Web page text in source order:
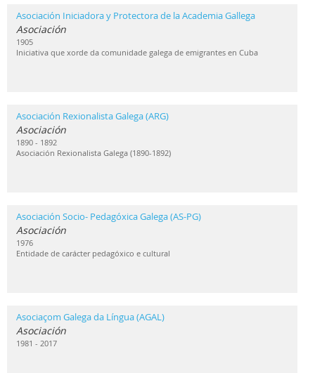
Asociación Iniciadora y Protectora de la Academia Gallega
Asociación
1905
Iniciativa que xorde da comunidade galega de emigrantes en Cuba
Asociación Rexionalista Galega (ARG)
Asociación
1890 - 1892
Asociación Rexionalista Galega (1890-1892)
Asociación Socio- Pedagóxica Galega (AS-PG)
Asociación
1976
Entidade de carácter pedagóxico e cultural
Asociaçom Galega da Língua (AGAL)
Asociación
1981 - 2017